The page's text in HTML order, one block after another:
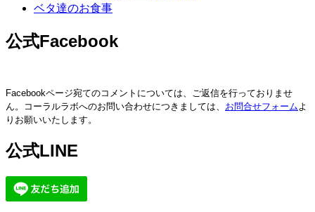
ベタ達のお食事
公式Facebook
Facebookページ宛てのコメントについては、ご返信を行っておりませ
ん。コーラルラボへのお問い合わせにつきましては、 お問合せフォーム よ
りお願いいたします。
公式LINE